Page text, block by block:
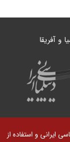
و آفریقا
ایرانی و استفاده از